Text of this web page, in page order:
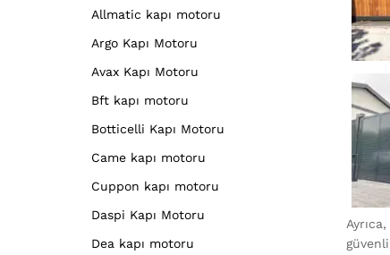
Allmatic kapı motoru
Argo Kapı Motoru
Avax Kapı Motoru
Bft kapı motoru
Botticelli Kapı Motoru
Came kapı motoru
Cuppon kapı motoru
Daspi Kapı Motoru
Dea kapı motoru